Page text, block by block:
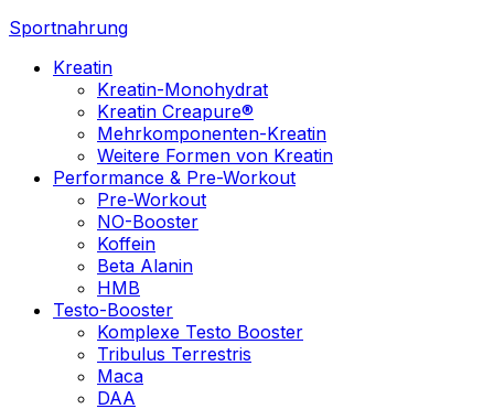
Sportnahrung
Kreatin
Kreatin-Monohydrat
Kreatin Creapure®
Mehrkomponenten-Kreatin
Weitere Formen von Kreatin
Performance & Pre-Workout
Pre-Workout
NO-Booster
Koffein
Beta Alanin
HMB
Testo-Booster
Komplexe Testo Booster
Tribulus Terrestris
Maca
DAA